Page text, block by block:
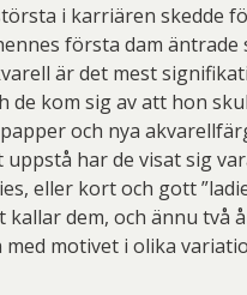
i karriären skedde
första dam äntrade
är det mest
de kom sig av att hon
och nya
uppstå har de visat sig
eller kort och gott
kallar dem, och ännu två
med motivet i olika